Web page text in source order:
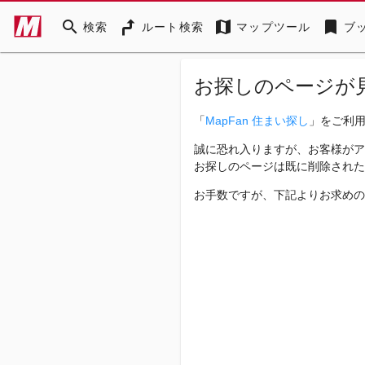
search 検索 ルート検索 map マップツール bookmark ブ
お探しのページが
「MapFan 住まい探し 」をご利
誠に恐れ入りますが、お客様が
お探しのページは既に削除され
お手数ですが、下記よりお求め